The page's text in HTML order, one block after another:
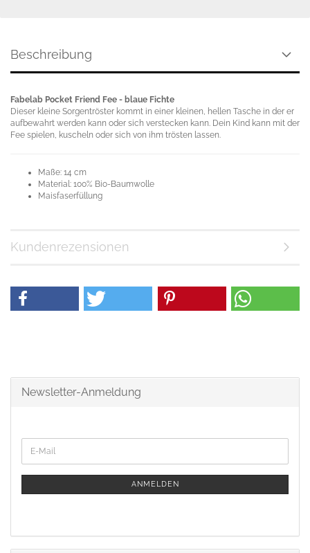
Beschreibung
Fabelab Pocket Friend Fee - blaue Fichte
Dieser kleine Sorgentröster kommt in einer kleinen, hellen Tasche in der er
aufbewahrt werden kann oder sich verstecken kann. Dein Kind kann mit der
Fee spielen, kuscheln oder sich von ihm trösten lassen.
Maße: 14 cm
Material: 100% Bio-Baumwolle
Maisfaserfüllung
Kundenrezensionen
Newsletter-Anmeldung
ANMELDEN